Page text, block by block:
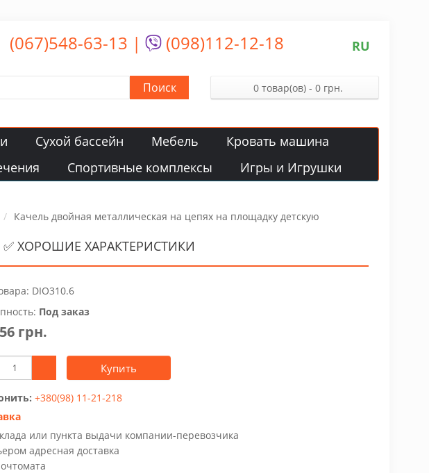
(067)548-63-13 | (098)112-12-18 RU
Поиск 0 товар(ов) - 0 грн.
Сухой бассейн Мебель
Кровать машина
Спортивные комплексы Игры и Игрушки
Качель двойная металлическая на цепях на площадку детскую
ХОРОШИЕ ХАРАКТЕРИСТИКИ
DIO310.6
Под заказ
грн.
Купить
+380(98) 11-21-218
или пункта выдачи компании-перевозчика
адресная доставка